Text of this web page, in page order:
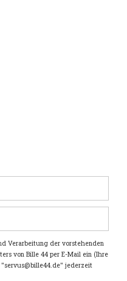
Verarbeitung der vorstehenden
von Bille 44 per E-Mail ein (Ihre
jederzeit